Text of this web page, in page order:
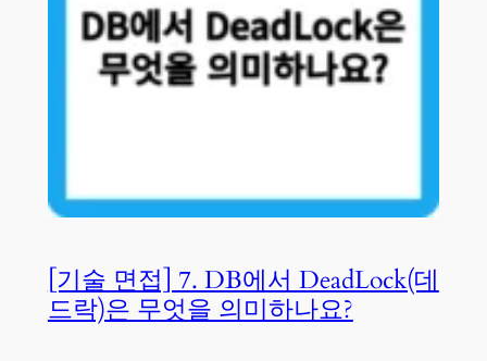
[기술 면접] 7. DB에서 DeadLock(데
드락)은 무엇을 의미하나요?